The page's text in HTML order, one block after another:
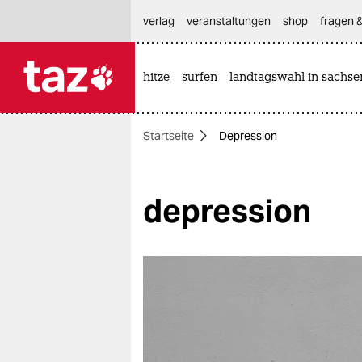
themen
öko
gesellschaft
verlag
veranstaltungen shop fragen
hitze surfen landtagswahl in
Startseite Depression
depression